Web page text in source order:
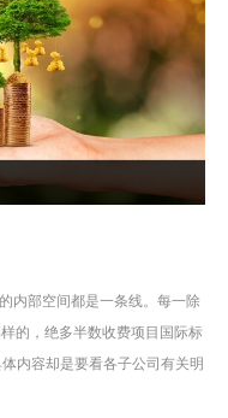
内部空间都是一条线。每一除
的，绝多半数收费项目国际标
内容却是要看各子公司有关明